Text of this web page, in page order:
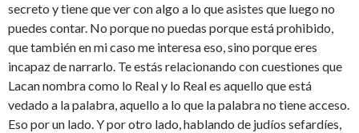
secreto y tiene que ver con algo a lo que asistes que luego no
puedes contar. No porque no puedas porque está prohibido,
que también en mi caso me interesa eso, sino porque eres
incapaz de narrarlo. Te estás relacionando con cuestiones que
Lacan nombra como lo Real y lo Real es aquello que está
vedado a la palabra, aquello a lo que la palabra no tiene acceso.
Eso por un lado. Y por otro lado, hablando de judíos sefardíes,